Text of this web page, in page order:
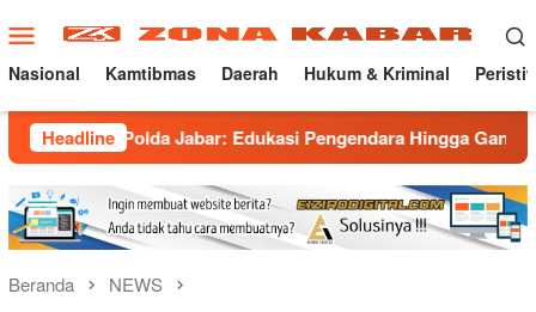
ke
konten
Menu
Mobile
Nasional Kamtibmas Daerah Hukum & Kriminal
Headline
Jabar: Edukasi Pengendara Hingga Ganti Knalpot
Beranda NEWS